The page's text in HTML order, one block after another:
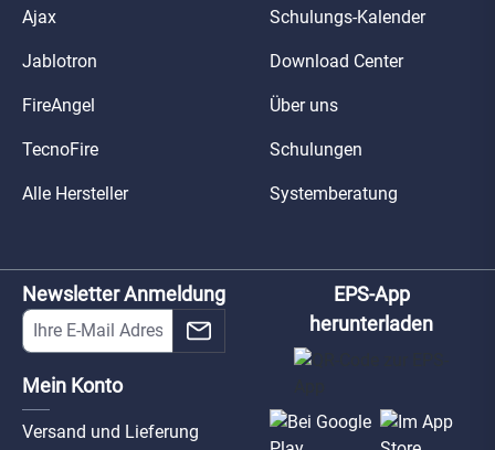
Ajax
Jablotron
FireAngel
TecnoFire
Alle Hersteller
Schulungs-Kalender
Download Center
Über uns
Schulungen
Systemberatung
Newsletter Anmeldung
Mein Konto
Versand und Lieferung
EPS-App
herunterladen